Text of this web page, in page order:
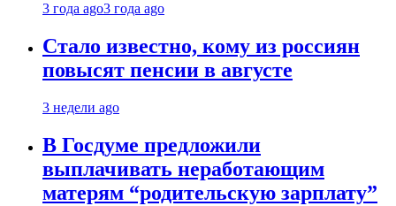
3 года ago3 года ago
Стало известно, кому из россиян
повысят пенсии в августе
3 недели ago
В Госдуме предложили
выплачивать неработающим
матерям “родительскую зарплату”